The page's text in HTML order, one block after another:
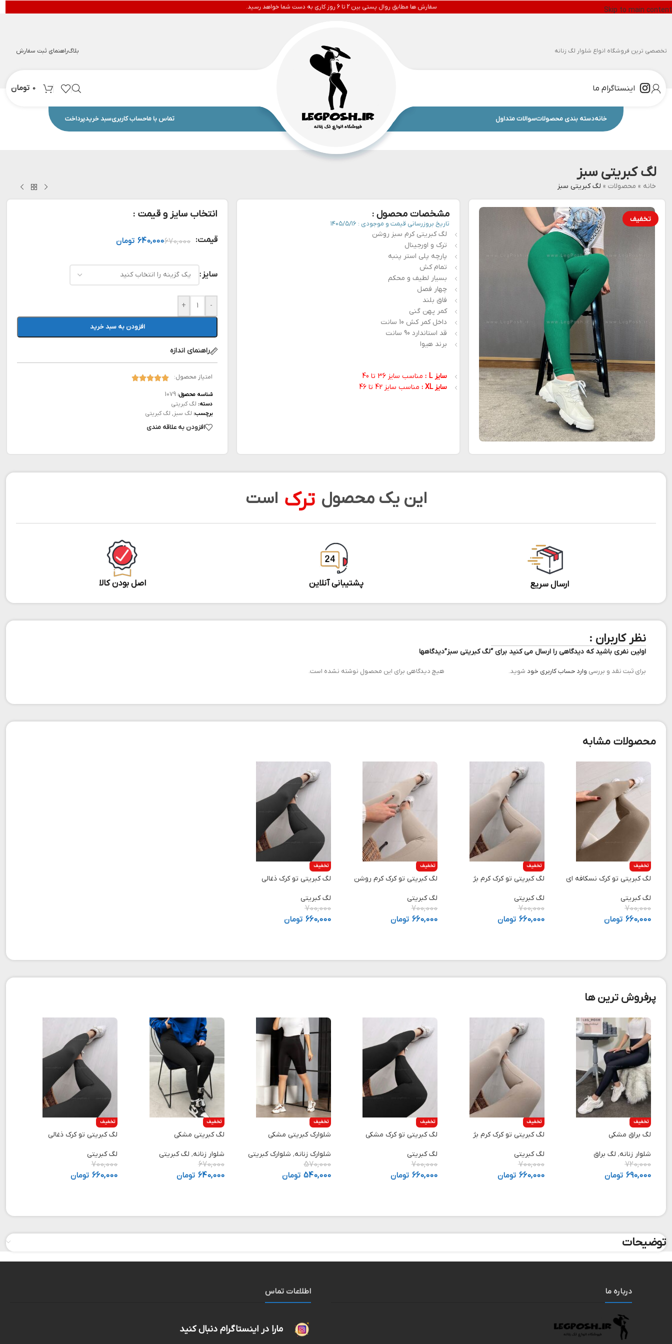
Skip to main content سفارش ها مطابق روال پستی بین 2 تا 6 روز کاری به دست شما خواهد رسید.
تخصصی ترین فروشگاه انواع شلوار لگ زنانه بلاگراهنمای ثبت سفارش
اینستاگرام ما 0 تومان
خانهدسته بندی محصولاتسوالات متداول تماس با ماحساب کاربریسبد خریدپرداخت
لگ کبریتی سبز
خانه » محصولات » لگ کبریتی سبز
تخفیف مشخصات محصول :
تاریخ بروزرسانی قیمت و موجودی : ۱۴۰۵/۵/۱۶
لگ کبریتی کرم سبز روشن
ترک و اورجینال
پارچه پلی استر پنبه
تمام کش
بسیار لطیف و محکم
چهار فصل
فاق بلند
کمر پهن گنی
داخل کمر کش 10 سانت
قد استاندارد 90 سانت
برند هیوا
سایز L :
مناسب سایز 36 تا 40
سایز XL :
مناسب سایز 42 تا 46
انتخاب سایز و قیمت :
قیمت: 670,000
640,000 تومان
سایز
-
+
افزودن به سبد خرید
راهنمای اندازه
امتیاز محصول:
شناسه محصول: 1079
دسته: لگ کبریتی
برچسب: لگ سبز , لگ کبریتی
افزودن به علاقه مندی
این یک محصول ترک است
ارسال سریع پشتیبانی آنلاین اصل بودن کالا
نظر کاربران :
دیدگاهها
هیچ دیدگاهی برای این محصول نوشته نشده است.
اولین نفری باشید که دیدگاهی را ارسال می کنید برای “لگ کبریتی سبز”
برای ثبت نقد و بررسی وارد حساب کاربری خود شوید.
محصولات مشابه
تخفیف
لگ کبریتی تو کرک نسکافه ای
لگ کبریتی
700,000
660,000 تومان
تخفیف
لگ کبریتی تو کرک کرم بژ
لگ کبریتی
700,000
660,000 تومان
تخفیف
لگ کبریتی تو کرک کرم روشن
لگ کبریتی
700,000
660,000 تومان
تخفیف
لگ کبریتی تو کرک ذغالی
لگ کبریتی
700,000
660,000 تومان
پرفروش ترین ها
تخفیف
لگ براق مشکی
شلوار زنانه, لگ براق
720,000
690,000 تومان
تخفیف
لگ کبریتی تو کرک کرم بژ
لگ کبریتی
700,000
660,000 تومان
تخفیف
لگ کبریتی تو کرک مشکی
لگ کبریتی
700,000
660,000 تومان
تخفیف
شلوارک کبریتی مشکی
شلوارک زنانه, شلوارک کبریتی
570,000
540,000 تومان
تخفیف
لگ کبریتی مشکی
شلوار زنانه, لگ کبریتی
670,000
640,000 تومان
تخفیف
لگ کبریتی تو کرک ذغالی
لگ کبریتی
700,000
660,000 تومان
توضیحات
درباره ما اطلاعات تماس
مارا در اینستاگرام دنبال کنید